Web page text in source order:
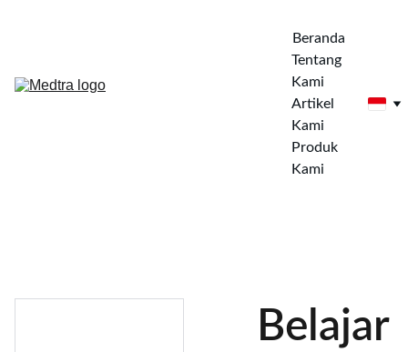
Beranda
Tentang
Kami
Artikel
Kami
Produk
Kami
Belajar